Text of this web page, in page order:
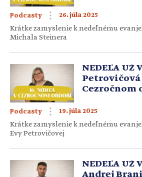
Podcasty 26. júla 2025
Krátke zamyslenie k nedeľnému
Michala Steinera
NEDEĽA UŽ
Petrovičová
Cezročnom
Podcasty 19. júla 2025
Krátke zamyslenie k nedeľnému
Evy Petrovičovej
NEDEĽA UŽ
Andrej